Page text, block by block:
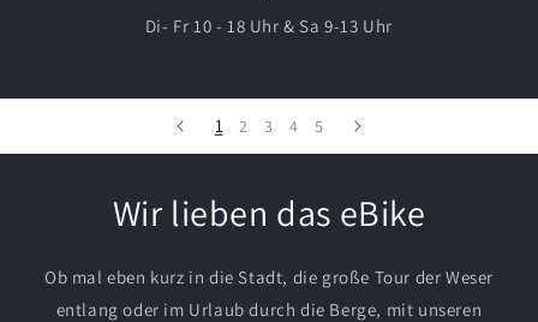
Di- Fr 10 - 18 Uhr & Sa 9-13 Uhr
1 2 3 4 5
Wir lieben das eBike
Ob mal eben kurz in die Stadt, die große Tour der Weser
entlang oder im Urlaub durch die Berge, mit unseren